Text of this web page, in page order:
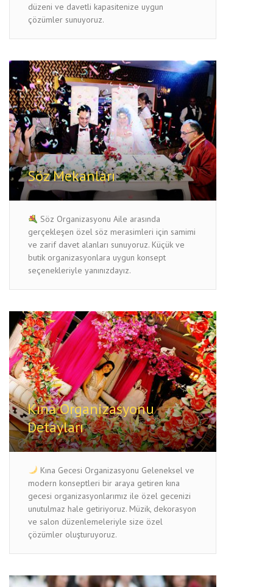
düzeni ve davetli kapasitenize uygun
çözümler sunuyoruz.
Söz Mekanları
Söz Organizasyonu Aile arasında
gerçekleşen özel söz merasimleri için samimi
ve zarif davet alanları sunuyoruz. Küçük ve
butik organizasyonlara uygun konsept
seçenekleriyle yanınızdayız.
Kına Organizasyonu
Detayları
Kına Gecesi Organizasyonu Geleneksel ve
modern konseptleri bir araya getiren kına
gecesi organizasyonlarımız ile özel gecenizi
unutulmaz hale getiriyoruz. Müzik, dekorasyon
ve salon düzenlemeleriyle size özel
çözümler oluşturuyoruz.